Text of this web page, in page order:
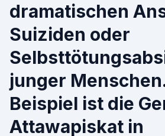
dramatischen
Suiziden oder
junger
Beispiel ist die
Attawapiskat in